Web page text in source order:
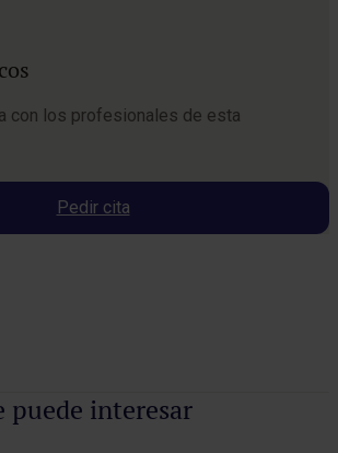
con los profesionales de esta
Pedir cita
Pedir cita
puede interesar